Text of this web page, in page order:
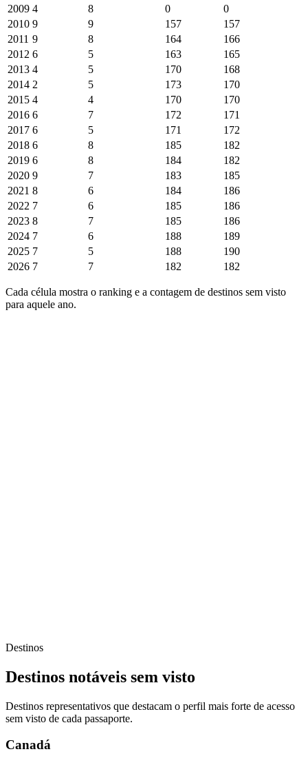
2009 4 8 0
0
2010 9 9 157
157
2011 9 8 164
166
2012 6 5 163
165
2013 4 5 170
168
2014 2 5 173
170
2015 4 4 170
170
2016 6 7 172
171
2017 6 5 171
172
2018 6 8 185
182
2019 6 8 184
182
2020 9 7 183
185
2021 8 6 184
186
2022 7 6 185
186
2023 8 7 185
186
2024 7 6 188
189
2025 7 5 188
190
2026 7 7 182 182
Cada célula mostra o ranking e a contagem de destinos sem visto
para aquele ano.
Destinos
Destinos notáveis sem visto
Destinos representativos que destacam o perfil mais forte de acesso
sem visto de cada passaporte.
Canadá